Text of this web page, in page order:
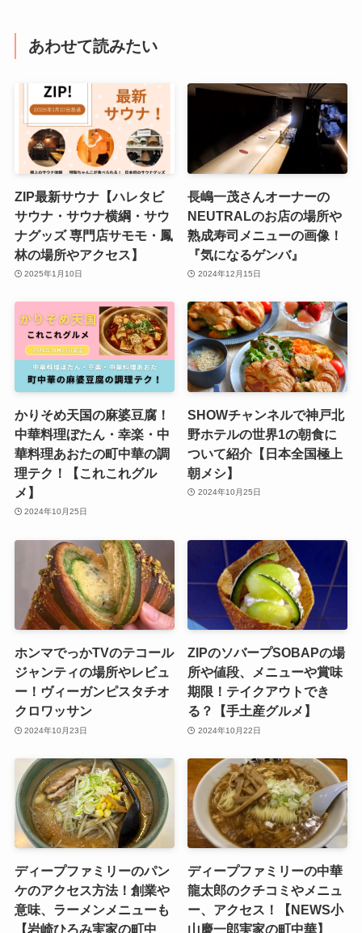
あわせて読みたい
ZIP最新サウナ【ハレタビ
サウナ・サウナ横綱・サウ
ナグッズ 専門店サモモ・鳳
林の場所やアクセス】
2025年1月10日
長嶋一茂さんオーナーの
NEUTRALのお店の場所や
熟成寿司メニューの画像！
『気になるゲンバ』
2024年12月15日
かりそめ天国の麻婆豆腐！
中華料理ぼたん・幸楽・中
華料理あおたの町中華の調
理テク！【これこれグル
メ】
2024年10月25日
SHOWチャンネルで神戸北
野ホテルの世界1の朝食に
ついて紹介【日本全国極上
朝メシ】
2024年10月25日
ホンマでっかTVのテコール
ジャンティの場所やレビュ
ー！ヴィーガンピスタチオ
クロワッサン
2024年10月23日
ZIPのソバープSOBAPの場
所や値段、メニューや賞味
期限！テイクアウトでき
る？【手土産グルメ】
2024年10月22日
ディープファミリーのパン
ケのアクセス方法！創業や
意味、ラーメンメニューも
【岩崎ひろみ実家の町中
ディープファミリーの中華
龍太郎のクチコミやメニュ
ー、アクセス！【NEWS小
山慶一郎実家の町中華】